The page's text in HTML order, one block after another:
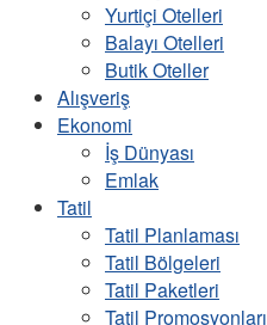
Yurtiçi Otelleri
Balayı Otelleri
Butik Oteller
Alışveriş
Ekonomi
İş Dünyası
Emlak
Tatil
Tatil Planlaması
Tatil Bölgeleri
Tatil Paketleri
Tatil Promosyonları